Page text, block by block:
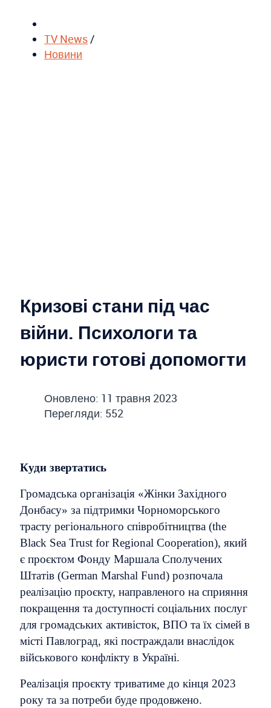
TV News/
Новини
Кризові стани під час
війни. Психологи та
юристи готові допомогти
Оновлено: 11 травня 2023
Перегляди: 552
Куди звертатись
Громадська організація «Жінки Західного
Донбасу» за підтримки Чорноморського
трасту регіонального співробітництва (the
Black Sea Trust for Regional Cooperation), який
є проєктом Фонду Маршала Сполучених
Штатів (German Marshal Fund) розпочала
реалізацію проєкту, направленого на сприяння
покращення та доступності соціальних послуг
для громадських активісток, ВПО та їх сімей в
місті Павлоград, які постраждали внаслідок
військового конфлікту в Україні.
Реалізація проєкту триватиме до кінця 2023
року та за потреби буде продовжено.